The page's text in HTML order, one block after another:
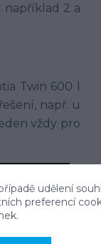
2 a
Twin 600 l
např. u
vždy pro
do 200 m2
udělení
preferencí